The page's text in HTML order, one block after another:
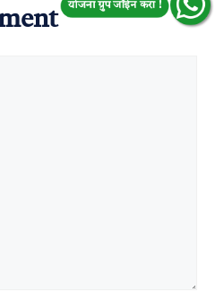
योजना ग्रुप जॉईन करा !